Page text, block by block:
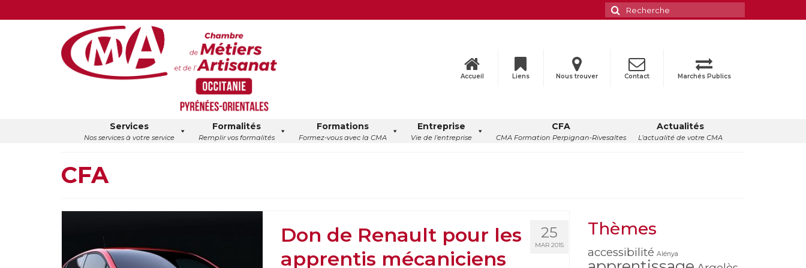
Rechercher
:
Accueil Liens Nous trouver Contact Marchés Publics
Services
Nos services à votre service
Formalités
Remplir vos formalités
Formations
Formez-vous avec la CMA
Entreprise
Vie de l’entreprise
CFA
CMA Formation Perpignan-Rivesaltes
Actualités
L’actualité de votre CMA
CFA
25
MAR 2015
Don de Renault pour les
apprentis mécaniciens
Thèmes
accessibilité Alénya